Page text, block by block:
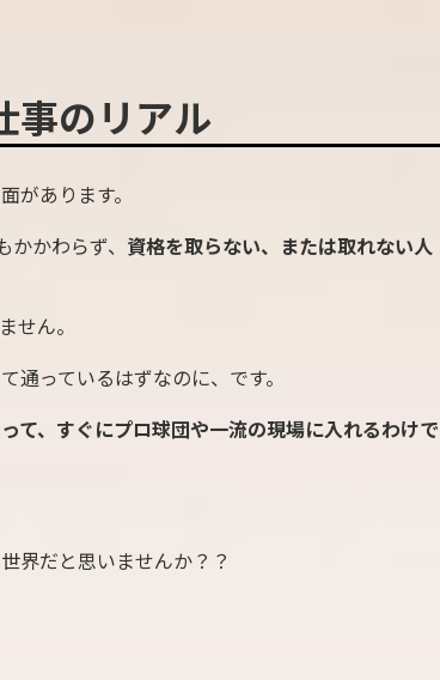
事のリアル
があります。
かわらず、 資格を取らない、または取れない人
せん。
通っているはずなのに、です。
て、すぐにプロ球団や一流の現場に入れるわけで
界だと思いませんか？？